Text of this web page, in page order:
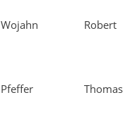
Wojahn Robert
Pfeffer Thomas